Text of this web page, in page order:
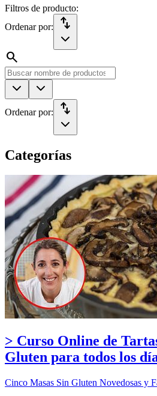
Filtros de producto:
Ordenar por:
import_export
search
Ordenar por: import_export
Categorías
> Curso Online de
Gluten para todos los
Cinco Masas Sin Gluten Novedosas y